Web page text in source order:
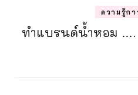
ความรู้กา
ทำแบรนด์น้ำหอม